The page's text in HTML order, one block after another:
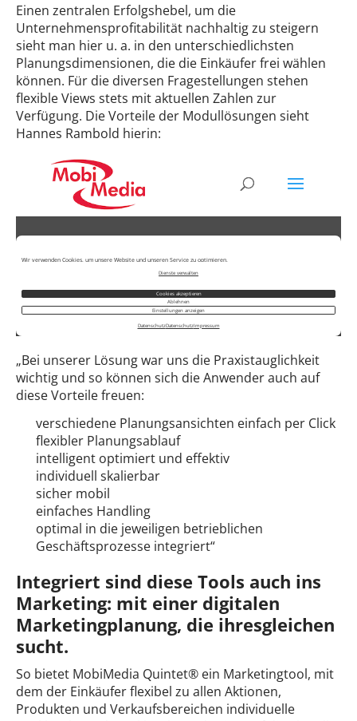
Einen zentralen Erfolgshebel, um die
Unternehmensprofitabilität nachhaltig zu steigern
sieht man hier u. a. in den unterschiedlichsten
Planungsdimensionen, die die Einkäufer frei wählen
können. Für die diversen Fragestellungen stehen
flexible Views stets mit aktuellen Zahlen zur
Verfügung. Die Vorteile der Modullösungen sieht
Hannes Rambold hierin:
„Bei unserer Lösung war uns die Praxistauglichkeit
wichtig und so können sich die Anwender auch auf
diese Vorteile freuen:
verschiedene Planungsansichten einfach per Click
flexibler Planungsablauf
intelligent optimiert und effektiv
individuell skalierbar
sicher mobil
einfaches Handling
optimal in die jeweiligen betrieblichen
Geschäftsprozesse integriert“
Integriert sind diese Tools auch ins
Marketing: mit einer digitalen
Marketingplanung, die ihresgleichen
sucht.
So bietet MobiMedia Quintet® ein Marketingtool, mit
dem der Einkäufer flexibel zu allen Aktionen,
Produkten und Verkaufsbereichen individuelle